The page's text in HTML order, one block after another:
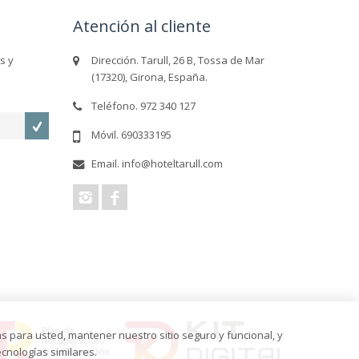
y
Atención al cliente
Dirección. Tarull, 26 B, Tossa de Mar
(17320), Girona, España.
Teléfono. 972 340 127
Móvil. 690333195
Email. info@hoteltarull.com
para usted, mantener nuestro sitio seguro y funcional, y
similares.